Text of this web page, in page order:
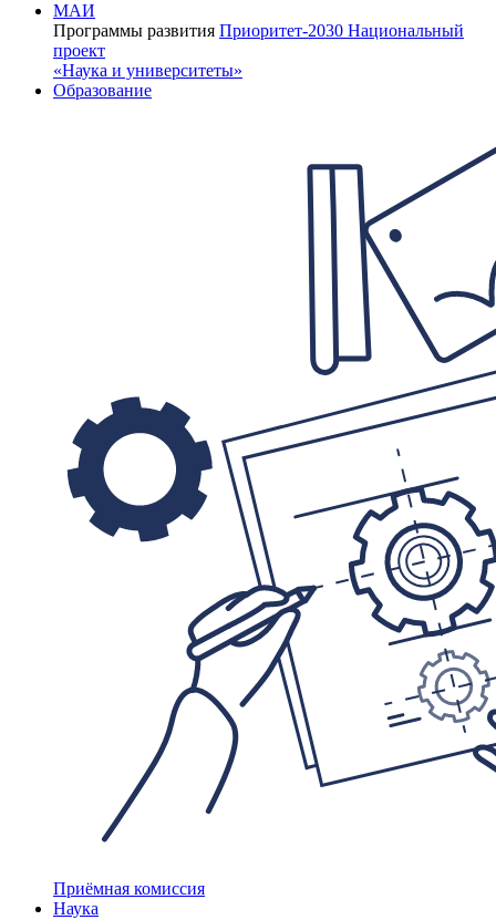
МАИ
Программы развития Приоритет-2030 Национальный
проект
«Наука и университеты»
Образование
Приёмная комиссия
Наука